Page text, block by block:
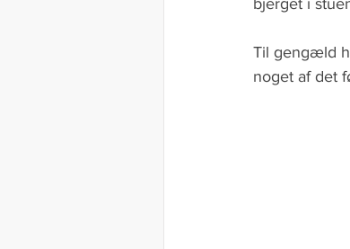
bjerget i
Til gengæld
noget af det